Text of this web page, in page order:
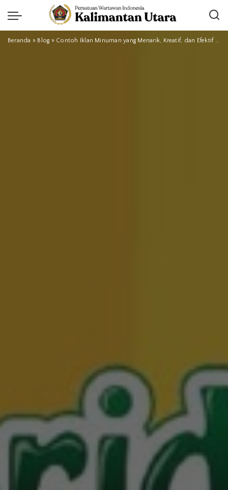
Beranda » Blog » Contoh Iklan Minuman yang Menarik, Kreatif, dan Efektif untuk Promosi Produk